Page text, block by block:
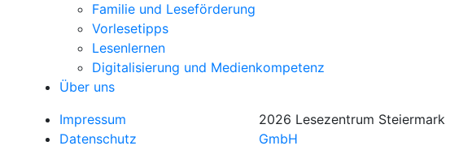
Familie und Leseförderung
Vorlesetipps
Lesenlernen
Digitalisierung und Medienkompetenz
Über uns
Impressum
Datenschutz
2026 Lesezentrum Steiermark |
GmbH